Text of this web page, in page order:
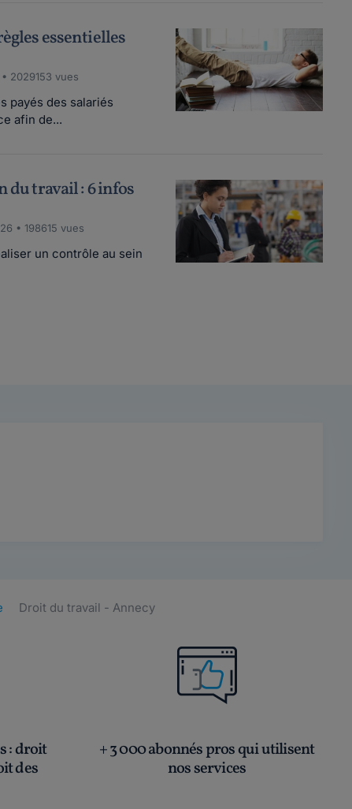
essentielles
2029153 vues
payés des salariés
afin de...
du travail : 6 infos
• 198615 vues
un contrôle au sein
Droit du travail - Annecy
: droit
des
+ 3 000 abonnés pros qui utilisent
nos services